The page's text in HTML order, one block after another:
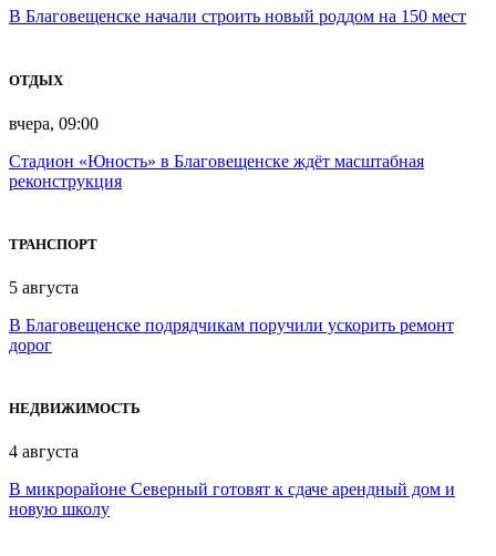
В Благовещенске начали строить новый роддом на 150 мест
ОТДЫХ
вчера, 09:00
Стадион «Юность» в Благовещенске ждёт масштабная
реконструкция
ТРАНСПОРТ
5 августа
В Благовещенске подрядчикам поручили ускорить ремонт
дорог
НЕДВИЖИМОСТЬ
4 августа
В микрорайоне Северный готовят к сдаче арендный дом и
новую школу